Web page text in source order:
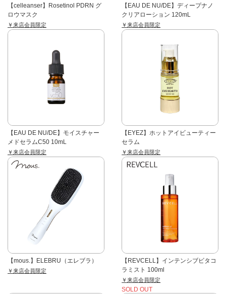
【celleanser】Rosetinol PDRN グ
ロウマスク
￥来店会員限定
【EAU DE NU/DE】ディープナノ
クリアローション 120mL
￥来店会員限定
【EAU DE NU/DE】モイスチャー
メドセラムC50 10mL
￥来店会員限定
【EYEZ】ホットアイビューティー
セラム
￥来店会員限定
【mous.】ELEBRU（エレブラ）
￥来店会員限定
【REVCELL】インテンシブビタコ
ラミスト 100ml
￥来店会員限定
SOLD OUT